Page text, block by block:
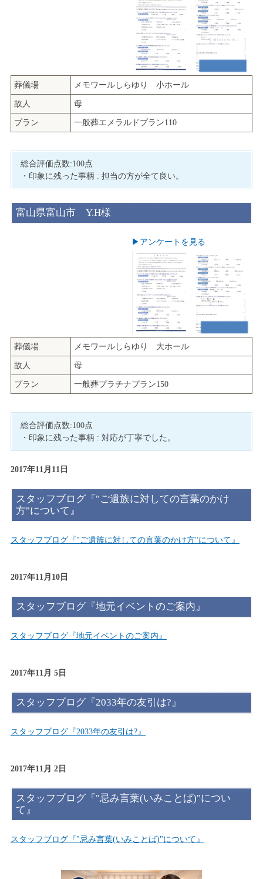
葬儀場 メモワールしらゆり 小ホール
故人 母
プラン 一般葬エメラルドプラン110
総合評価点数:100点
・印象に残った事柄 : 担当の方が全て良い。
富山県富山市 Y.H様
▶︎アンケートを見る
葬儀場 メモワールしらゆり 大ホール
故人 母
プラン 一般葬プラチナプラン150
総合評価点数:100点
・印象に残った事柄 : 対応が丁寧でした。
2017年11月11日
スタッフブログ『"ご遺族に対しての言葉のかけ
方"について』
スタッフブログ『"ご遺族に対しての言葉のかけ方"について』
2017年11月10日
スタッフブログ『地元イベントのご案内』
スタッフブログ『地元イベントのご案内』
2017年11月 5日
スタッフブログ『2033年の友引は?』
スタッフブログ『2033年の友引は?』
2017年11月 2日
スタッフブログ『"忌み言葉(いみことば)"につい
て』
スタッフブログ『"忌み言葉(いみことば)"について』